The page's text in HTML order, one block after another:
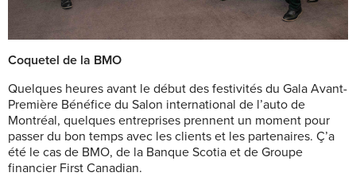
Coquetel de la BMO
Quelques heures avant le début des festivités du Gala Avant-
Première Bénéfice du Salon international de l’auto de
Montréal, quelques entreprises prennent un moment pour
passer du bon temps avec les clients et les partenaires. Ç’a
été le cas de BMO, de la Banque Scotia et de Groupe
financier First Canadian.